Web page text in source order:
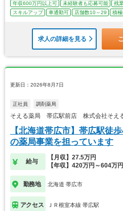
年収600万円以上可 未経験者も応募可能 残
スキルアップ
車通勤可 店舗数10～29 積
求人の詳細を見る
更新日：2026年8月7日
正社員 調剤薬局
そえる薬局 帯広駅前店 株式会社そえ
【北海道帯広市】帯広駅徒
の薬局事業を担っています
給与
【月収】27.5万円
【年収】420万円～604万
勤務地 北海道 帯広市
アクセス ＪＲ根室本線 帯広駅